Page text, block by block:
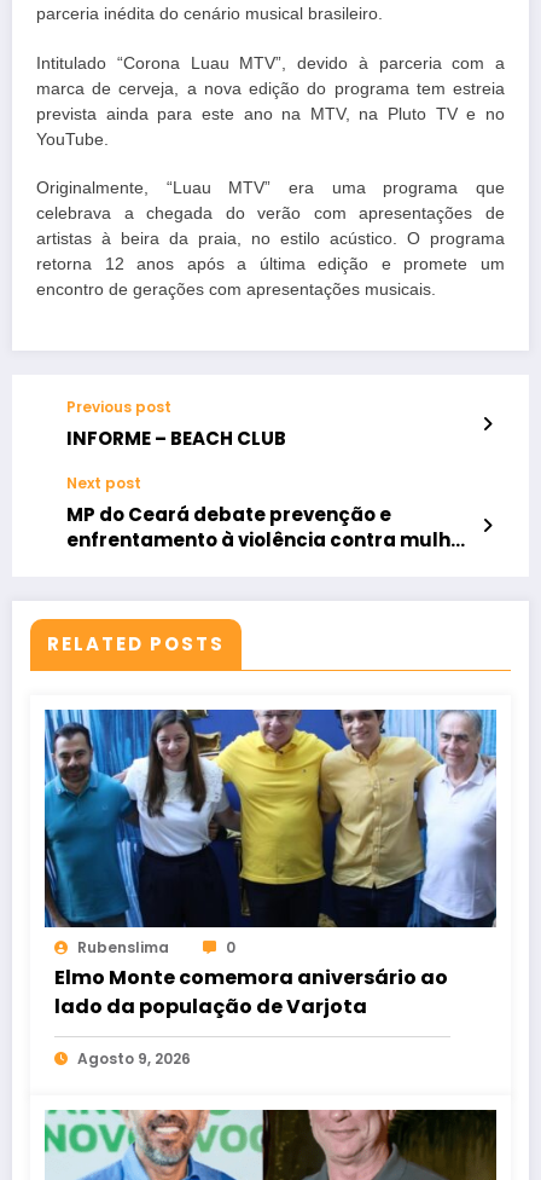
parceria inédita do cenário musical brasileiro.⁠
⁠Intitulado “Corona Luau MTV”, devido à parceria com a
marca de cerveja, a nova edição do programa tem estreia
prevista ainda para este ano na MTV, na Pluto TV e no
YouTube.⁠
⁠Originalmente, “Luau MTV” era uma programa que
celebrava a chegada do verão com apresentações de
artistas à beira da praia, no estilo acústico. O programa
retorna 12 anos após a última edição e promete um
encontro de gerações com apresentações musicais.
Previous post
INFORME – BEACH CLUB
Next post
MP do Ceará debate prevenção e
enfrentamento à violência contra mulher
RELATED POSTS
Rubenslima 0
Elmo Monte comemora aniversário ao
lado da população de Varjota
Agosto 9, 2026